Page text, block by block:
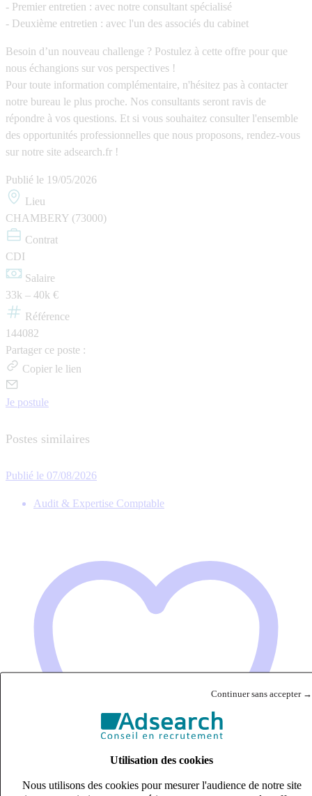
Continuer sans accepter →
Utilisation des cookies
Nous utilisons des cookies pour mesurer l'audience de notre site
- Premier entretien : avec notre consultant spécialisé
- Deuxième entretien : avec l'un des associés du cabinet
Besoin d’un nouveau challenge ? Postulez à cette offre pour que
nous échangions sur vos perspectives !
Pour toute information complémentaire, n'hésitez pas à contacter
notre bureau le plus proche. Nos consultants seront ravis de
répondre à vos questions. Et si vous souhaitez consulter l'ensemble
des opportunités professionnelles que nous proposons, rendez-vous
sur notre site adsearch.fr !
Publié le 19/05/2026
Lieu
CHAMBERY (73000)
Contrat
CDI
Salaire
33k – 40k €
Référence
144082
Partager ce poste :
Copier le lien
Je postule
Postes similaires
Publié le 07/08/2026
Audit & Expertise Comptable